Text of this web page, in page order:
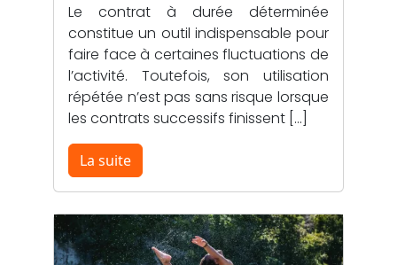
Le contrat à durée déterminée
constitue un outil indispensable pour
faire face à certaines fluctuations de
l’activité. Toutefois, son utilisation
répétée n’est pas sans risque lorsque
les contrats successifs finissent […]
La suite